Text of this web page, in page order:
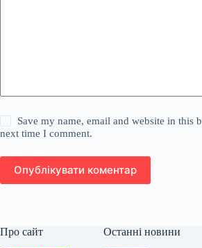
Save my name, email and website in this
next time I comment.
Опублікувати коментар
Про сайт Останні новини